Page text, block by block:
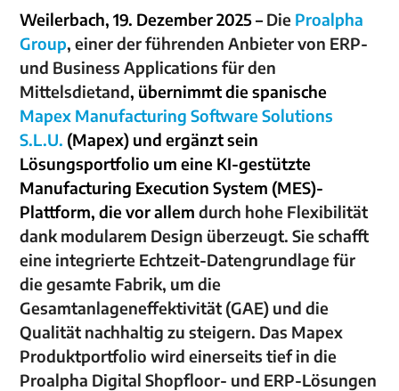
Weilerbach, 19. Dezember 2025 – Die Proalpha
Group, einer der führenden Anbieter von ERP-
und Business Applications für den
Mittelsdietand, übernimmt die spanische
Mapex Manufacturing Software Solutions
S.L.U. (Mapex) und ergänzt sein
Lösungsportfolio um eine KI-gestützte
Manufacturing Execution System (MES)-
Plattform, die vor allemdurch hohe Flexibilität
dank modularem Design überzeugt. Sie schafft
eine integrierte Echtzeit-Datengrundlage für
die gesamte Fabrik, um die
Gesamtanlageneffektivität (GAE) und die
Qualität nachhaltig zu steigern. Das Mapex
Produktportfolio wird einerseits tief in die
Proalpha Digital Shopfloor- und ERP-Lösungen